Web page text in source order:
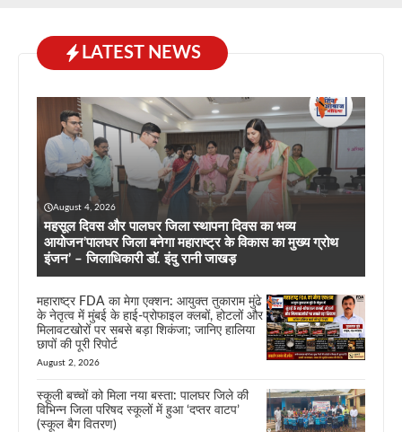
LATEST NEWS
August 4, 2026
महसूल दिवस और पालघर जिला स्थापना दिवस का भव्य
आयोजन’पालघर जिला बनेगा महाराष्ट्र के विकास का मुख्य ग्रोथ
इंजन’ – जिलाधिकारी डॉ. इंदु रानी जाखड़
महाराष्ट्र FDA का मेगा एक्शन: आयुक्त तुकाराम मुंढे
के नेतृत्व में मुंबई के हाई-प्रोफाइल क्लबों, होटलों और
मिलावटखोरों पर सबसे बड़ा शिकंजा; जानिए हालिया
छापों की पूरी रिपोर्ट
August 2, 2026
स्कूली बच्चों को मिला नया बस्ता: पालघर जिले की
विभिन्न जिला परिषद स्कूलों में हुआ ‘दप्तर वाटप’
(स्कूल बैग वितरण)